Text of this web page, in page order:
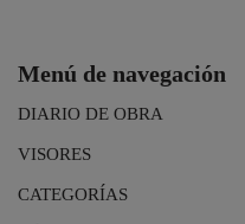
Menú de navegación
DIARIO DE OBRA
VISORES
CATEGORÍAS